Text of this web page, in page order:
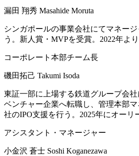
漏田 翔秀 Masahide Moruta
シンガポールの事業会社にてマネー
う。新人賞・MVPを受賞。2022年よ
コーポレート本部チーム長
磯田拓己 Takumi Isoda
東証一部に上場する鉄道グループ会
ベンチャー企業へ転職し、管理本部
社のIPO支援を行う。2025年にオーリ
アシスタント・マネージャー
小金沢 蒼士 Soshi Koganezawa